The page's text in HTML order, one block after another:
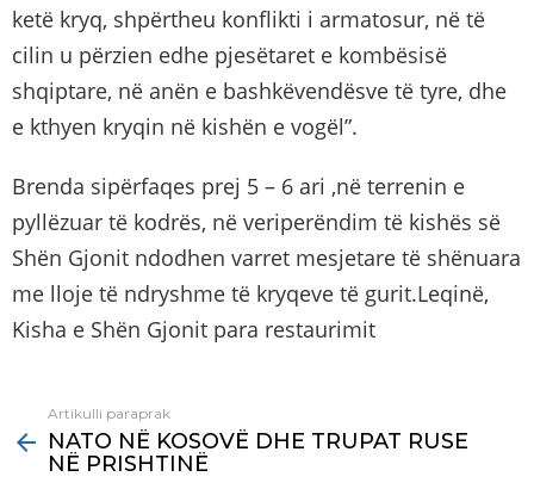
ketë kryq, shpërtheu konflikti i armatosur, në të
cilin u përzien edhe pjesëtaret e kombësisë
shqiptare, në anën e bashkëvendësve të tyre, dhe
e kthyen kryqin në kishën e vogël”.
Brenda sipërfaqes prej 5 – 6 ari ,në terrenin e
pyllëzuar të kodrës, në veriperëndim të kishës së
Shën Gjonit ndodhen varret mesjetare të shënuara
me lloje të ndryshme të kryqeve të gurit.Leqinë,
Kisha e Shën Gjonit para restaurimit
more
Artikulli paraprak
NATO NË KOSOVË DHE TRUPAT RUSE
NË PRISHTINË